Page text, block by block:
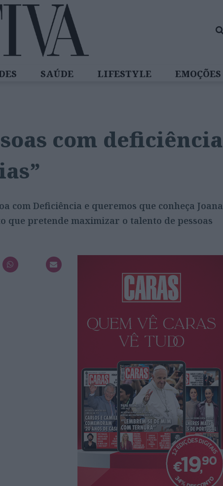
SAÚDE LIFESTYLE
EMOÇÕES
com deficiência
com Deficiência e queremos que conheça Joana
que pretende maximizar o talento de pessoas